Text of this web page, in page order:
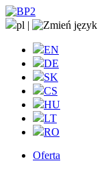
pl |
EN
DE
SK
CS
HU
LT
RO
Oferta